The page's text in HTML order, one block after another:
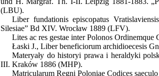
(LBU).
Liber fundationis episcopatus
Silesiae” Bd XIV. Wrocław 1889 (LFV).
Lites ac res gestae inter Polonos
Łaski J., Liber beneficiorum archidioecesis
Materyały do historyi prawa i heraldyki
III. Kraków 1886 (MHP).
Matricularum Regni Poloniae Codices